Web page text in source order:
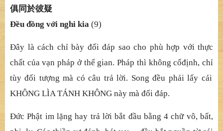
俱同於彼疑
Đều đồng với nghi kia (9)
Đây là cách chỉbày đối đáp sao cho phù hợp với thực
chất của vạn pháp ởthếgian. Pháp thì không cốđịnh, chỉ
tùyđối tượng mà có câu trảlời. Songđều phải lấy cái
KHÔNG LÌA TÁNH KHÔNG này mà đối đáp.
Đức Phật im lặng hay trả lời bắt đầu bằng 4 chữvô, bất,